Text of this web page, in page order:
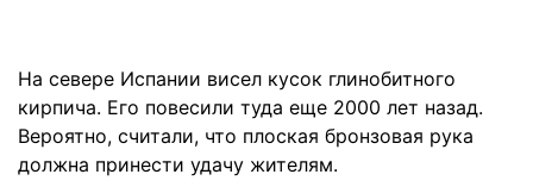
На севере Испании висел кусок глинобитного
кирпича. Его повесили туда еще 2000 лет назад.
Вероятно, считали, что плоская бронзовая рука
должна принести удачу жителям.